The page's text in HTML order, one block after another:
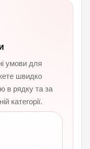
умови для
швидко
в рядку та за
категорії.